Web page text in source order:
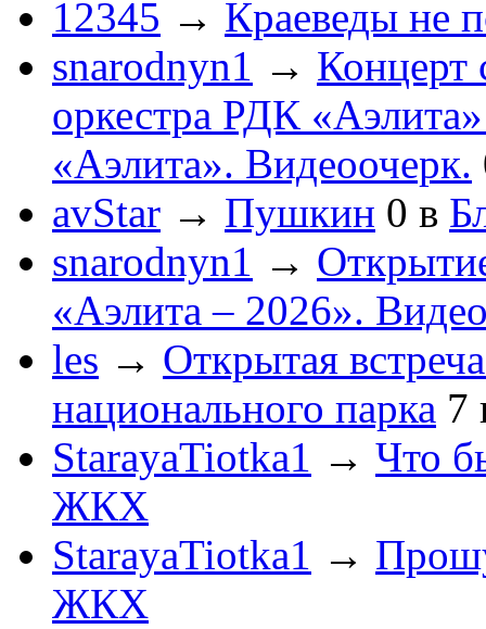
12345 → Краеведы не
snarodnyn1 → Концерт
оркестра РДК
«Аэлита». Видеоочерк.
avStar → Пушкин 0 в
snarodnyn1 →
«Аэлита – 2026».
les → Открытая
национального парка 7
StarayaTiotka1 → Что
ЖКХ
StarayaTiotka1 →
ЖКХ